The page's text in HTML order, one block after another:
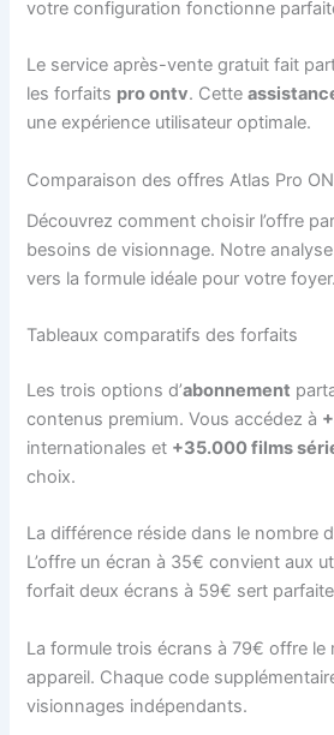
votre configuration fonctionne
Le service après-vente gratuit fait
les forfaits pro ontv. Cette
une expérience utilisateur optimale.
Comparaison des offres Atlas Pro
Découvrez comment choisir l’offre
besoins de visionnage. Notre
vers la formule idéale pour votre foyer.
Tableaux comparatifs des forfaits
Les trois options d’abonnement
contenus premium. Vous accédez à
internationales et +35.000 films
choix.
La différence réside dans le nombre
L’offre un écran à 35€ convient aux
forfait deux écrans à 59€ sert
La formule trois écrans à 79€ offre le
appareil. Chaque code
visionnages indépendants.